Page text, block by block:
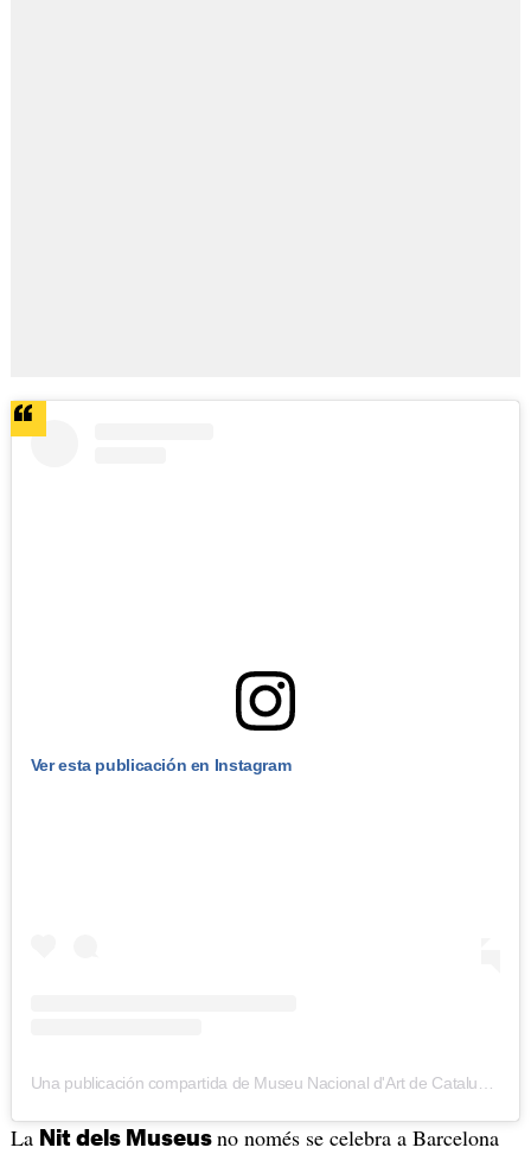
Ver esta publicación en Instagram
Una publicación compartida de Museu Nacional d'Art de Catalunya | MNAC (@museunacional)
La Nit dels Museus no només se celebra a Barcelona